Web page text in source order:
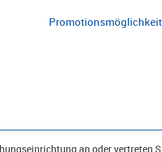
an oder vertreten